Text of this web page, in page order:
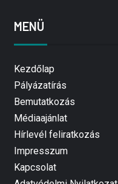
MENÜ
Kezdőlap
Pályázatírás
Bemutatkozás
Médiaajánlat
Hírlevél feliratkozás
Impresszum
Kapcsolat